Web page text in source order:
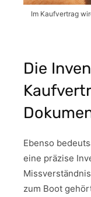
Im Kaufvertrag
Die
Ebenso
eine präzise
zum Boot